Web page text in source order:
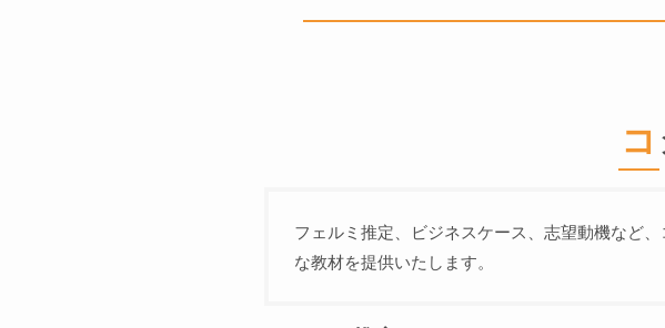
コ
フェルミ推定、ビジネスケース、志望動機など
な教材を提供いたします。